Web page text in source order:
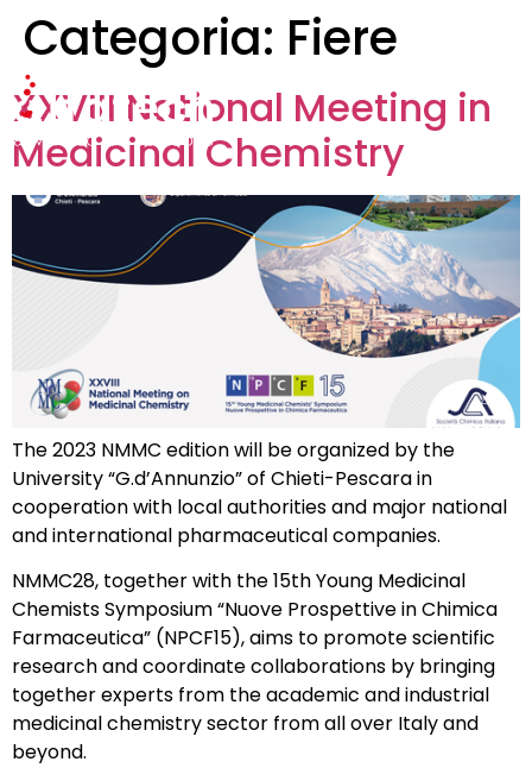
Categoria: Fiere
XXVIII National Meeting in
Medicinal Chemistry
The 2023 NMMC edition will be organized by the
University “G.d’Annunzio” of Chieti-Pescara in
cooperation with local authorities and major national
and international pharmaceutical companies.
NMMC28, together with the 15th Young Medicinal
Chemists Symposium “Nuove Prospettive in Chimica
Farmaceutica” (NPCF15), aims to promote scientific
research and coordinate collaborations by bringing
together experts from the academic and industrial
medicinal chemistry sector from all over Italy and
beyond.